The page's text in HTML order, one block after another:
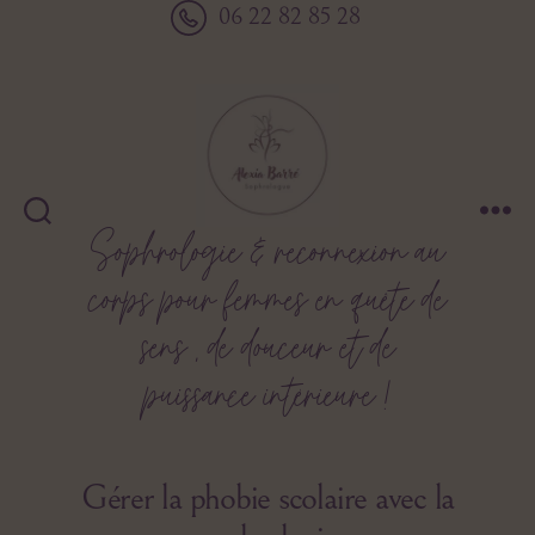
06 22 82 85 28
Barré
Sophrologie & reconnexion au
corps pour femmes en quête de
sens , de douceur et de
puissance intérieure !
Gérer la phobie scolaire avec la